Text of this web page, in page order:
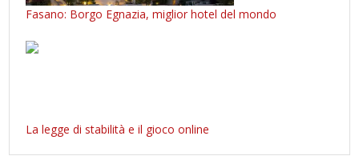
Fasano: Borgo Egnazia, miglior hotel del mondo
La legge di stabilità e il gioco online